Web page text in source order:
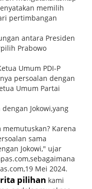
memilih
pertimbangan
antara Presiden
Prabowo
Umum PDI-P
persoalan dengan
Umum Partai
Jokowi,yang
memutuskan? Karena
sama
Jokowi," ujar
Mei 2024.
pilihan kami